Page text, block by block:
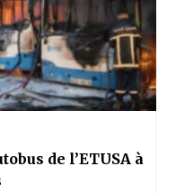
de l’ETUSA à